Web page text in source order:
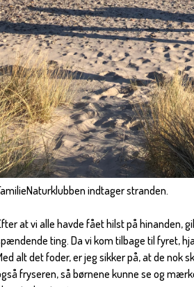
indtager stranden.
at vi alle havde fået hilst på hinanden,
ting. Da vi kom tilbage til fyret,
alt det foder, er jeg sikker på, at de
fryseren, så børnene kunne se og